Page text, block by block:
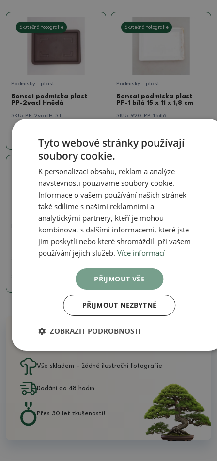
Skutečná fotografie
Podmisky - plast
Bonsai podmiska plast
PP-2vacl Hnědá
SKU: PP-2vaclH-ST
20 Kč
Skutečná fotografie
Podmisky - plast
Bonsai podmiska plast
PP-1 bílá 15 x 11 x 1,8 cm
SKU: 920-PP-1 bílá
Skutečná fotografie
Podmisky - plast
Bonsai podmiska plast
PP-3 - 11 x 8 x 1,5 cm
8 Kč
Proč nakoupit u nás
Vše skladem – žádné ilustrační fotografie
Dodání do 48 hodin
Přes 30 let zkušeností!
Tyto webové stránky používají
soubory cookie.
K personalizaci obsahu, reklam a analýze
návštěvnosti používáme soubory cookie.
Informace o vašem používání našich stránek
také sdílíme s našimi reklamními a
analytickými partnery, kteří je mohou
kombinovat s dalšími informacemi, které jste
jim poskytli nebo které shromáždili při vašem
používání jejich služeb.Více informací
PŘIJMOUT VŠE
PŘIJMOUT NEZBYTNÉ
ZOBRAZIT PODROBNOSTI